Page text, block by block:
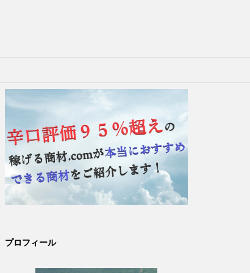
プロフィール